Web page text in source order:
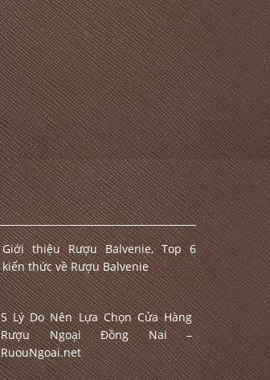
Giới thiệu Rượu Balvenie, Top 6
kiến thức về Rượu Balvenie
5 Lý Do Nên Lựa Chọn Cửa Hàng
Rượu Ngoại Đồng Nai –
RuouNgoai.net